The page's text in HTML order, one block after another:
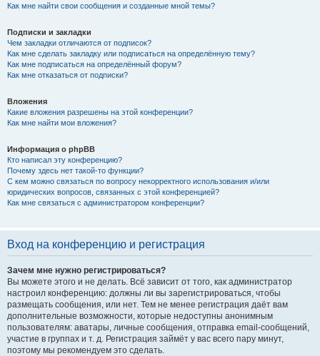
Как мне найти свои сообщения и созданные мной темы?
Подписки и закладки
Чем закладки отличаются от подписок?
Как мне сделать закладку или подписаться на определённую тему?
Как мне подписаться на определённый форум?
Как мне отказаться от подписки?
Вложения
Какие вложения разрешены на этой конференции?
Как мне найти мои вложения?
Информация о phpBB
Кто написал эту конференцию?
Почему здесь нет такой-то функции?
С кем можно связаться по вопросу некорректного использования и/или
юридических вопросов, связанных с этой конференцией?
Как мне связаться с администратором конференции?
Вход на конференцию и регистрация
Зачем мне нужно регистрироваться?
Вы можете этого и не делать. Всё зависит от того, как администратор
настроил конференцию: должны ли вы зарегистрироваться, чтобы
размещать сообщения, или нет. Тем не менее регистрация даёт вам
дополнительные возможности, которые недоступны анонимным
пользователям: аватары, личные сообщения, отправка email-сообщений,
участие в группах и т. д. Регистрация займёт у вас всего пару минут,
поэтому мы рекомендуем это сделать.